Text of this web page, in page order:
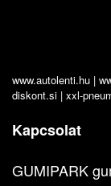
www.autolenti.hu |
diskont.si | xxl-
Kapcsolat
GUMIPARK